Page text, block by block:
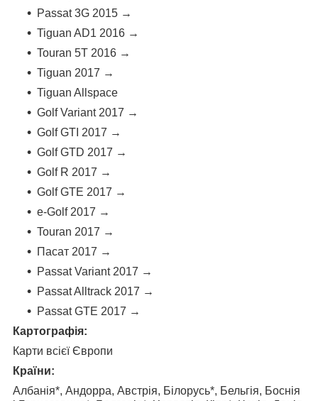
Passat 3G 2015 →
Tiguan AD1 2016 →
Touran 5T 2016 →
Tiguan 2017 →
Tiguan Allspace
Golf Variant 2017 →
Golf GTI 2017 →
Golf GTD 2017 →
Golf R 2017 →
Golf GTE 2017 →
e-Golf 2017 →
Touran 2017 →
Пасат 2017 →
Passat Variant 2017 →
Passat Alltrack 2017 →
Passat GTE 2017 →
Картографія:
Карти всієї Європи
Країни:
Албанія*, Андорра, Австрія, Білорусь*, Бельгія, Боснія